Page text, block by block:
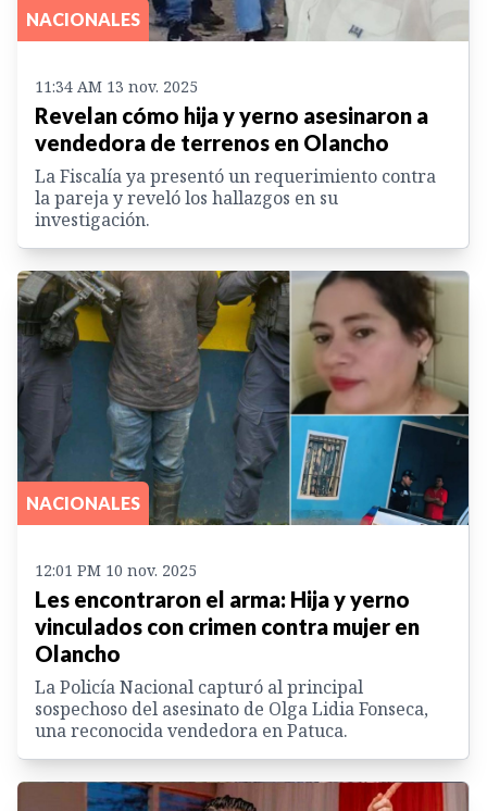
NACIONALES
11:34 AM 13 nov. 2025
Revelan cómo hija y yerno asesinaron a
vendedora de terrenos en Olancho
La Fiscalía ya presentó un requerimiento contra
la pareja y reveló los hallazgos en su
investigación.
NACIONALES
12:01 PM 10 nov. 2025
Les encontraron el arma: Hija y yerno
vinculados con crimen contra mujer en
Olancho
La Policía Nacional capturó al principal
sospechoso del asesinato de Olga Lidia Fonseca,
una reconocida vendedora en Patuca.